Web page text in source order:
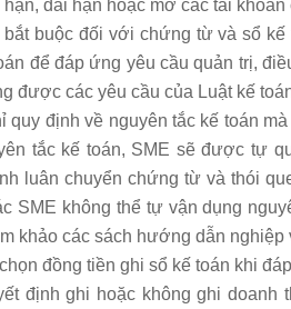
dài hạn hoặc mở các tài
buộc đối với chứng từ và sổ
để đáp ứng yêu cầu quản trị,
được các yêu cầu của Luật kế
quy định về nguyên tắc kế toán
tắc kế toán, SME sẽ được tự
luân chuyển chứng từ và thói
SME không thể tự vận dụng
khảo các sách hướng dẫn nghiệp
đồng tiền ghi sổ kế toán khi
định ghi hoặc không ghi doanh